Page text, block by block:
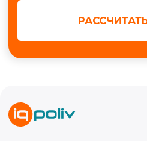
Проектирование
Видео
Кейсы